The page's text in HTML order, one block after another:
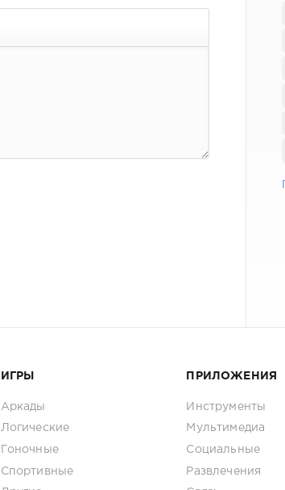
ИГРЫ
Аркады
Логические
Гоночные
Спортивные
ПРИЛОЖЕНИЯ
Инструменты
Мультимедиа
Социальные
Развлечения